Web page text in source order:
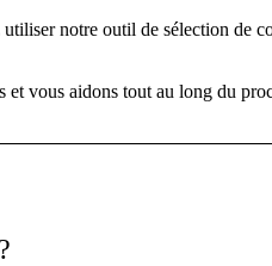
utiliser notre outil de sélection de
vous aidons tout au long du